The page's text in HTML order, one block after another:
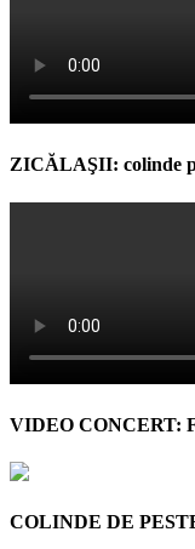
ZICĂLAŞII: colinde
VIDEO CONCERT:
COLINDE DE